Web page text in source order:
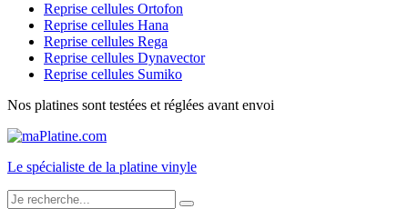
Reprise cellules Ortofon
Reprise cellules Hana
Reprise cellules Rega
Reprise cellules Dynavector
Reprise cellules Sumiko
Nos platines sont testées et réglées avant envoi
Le spécialiste de la platine vinyle